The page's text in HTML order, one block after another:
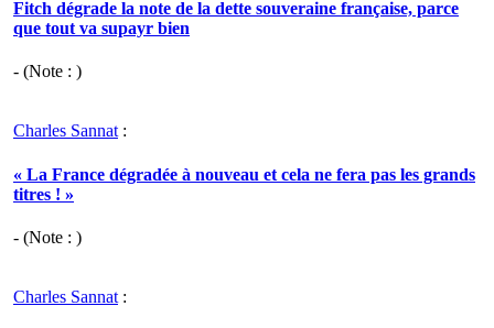
Fitch dégrade la note de la dette souveraine française, parce
que tout va supayr bien
- (Note : )
Charles Sannat:
« La France dégradée à nouveau et cela ne fera pas les grands
titres ! »
- (Note : )
Charles Sannat :